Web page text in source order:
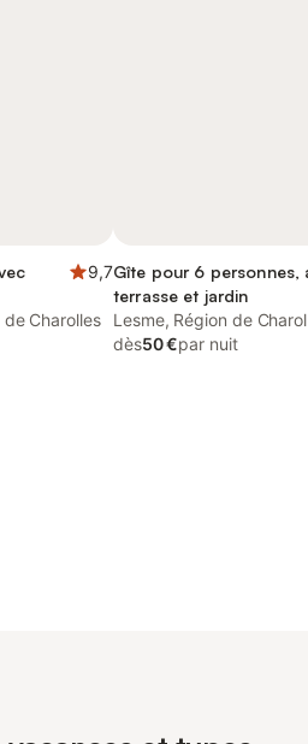
9,7
Charolles
Gîte pour 6 personnes,
terrasse et jardin
Lesme, Région de
dès50 €par nuit